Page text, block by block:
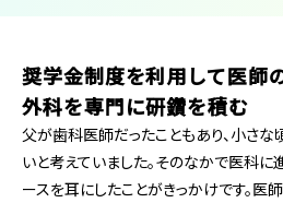
奨学金制度を利用して医師
外科を専門に研鑽を積む
父が歯科医師だったこともあり、小さ
いと考えていました。そのなかで医科に
ースを耳にしたことがきっかけです。医